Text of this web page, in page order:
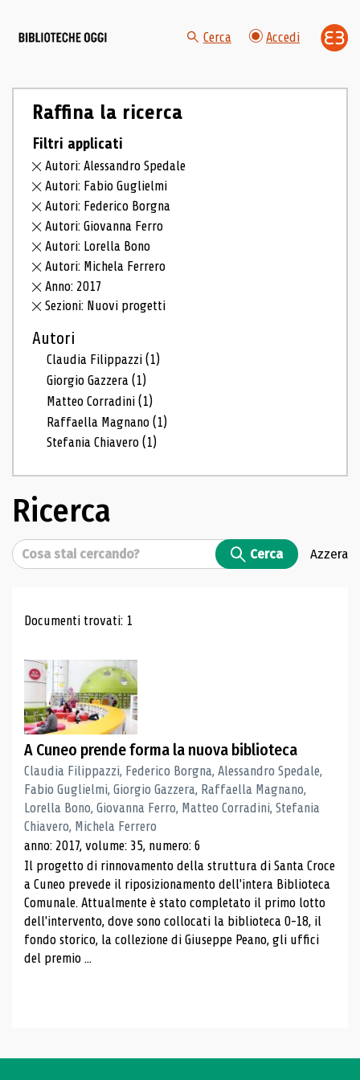
Cerca Accedi
Raffina la ricerca
Filtri applicati
Autori: Alessandro Spedale
Autori: Fabio Guglielmi
Autori: Federico Borgna
Autori: Giovanna Ferro
Autori: Lorella Bono
Autori: Michela Ferrero
Anno: 2017
Sezioni: Nuovi progetti
Autori
Claudia Filippazzi(1)
Giorgio Gazzera(1)
Matteo Corradini(1)
Raffaella Magnano(1)
Stefania Chiavero(1)
Ricerca
Cerca Cerca Azzera
Risultati di ricerca
Documenti trovati: 1
A Cuneo prende forma la nuova biblioteca
Claudia Filippazzi, Federico Borgna, Alessandro Spedale,
Fabio Guglielmi, Giorgio Gazzera, Raffaella Magnano,
Lorella Bono, Giovanna Ferro, Matteo Corradini, Stefania
Chiavero, Michela Ferrero
anno: 2017, volume: 35, numero: 6
Il progetto di rinnovamento della struttura di Santa Croce
a Cuneo prevede il riposizionamento dell'intera Biblioteca
Comunale. Attualmente è stato completato il primo lotto
dell'intervento, dove sono collocati la biblioteca 0-18, il
fondo storico, la collezione di Giuseppe Peano, gli uffici
del premio ...